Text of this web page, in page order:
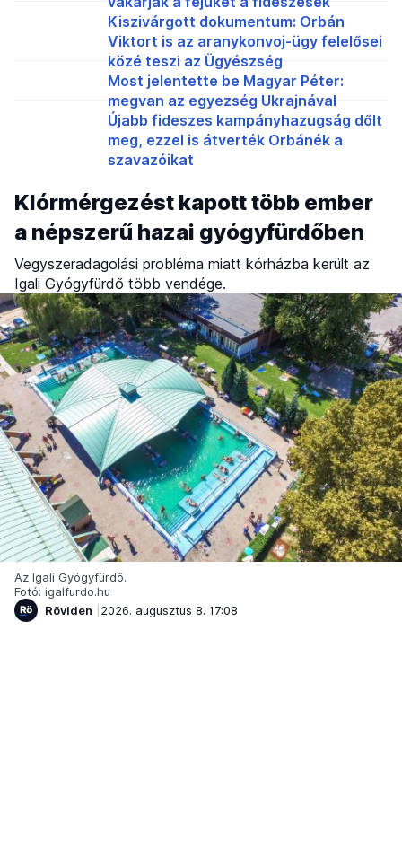
Kiszivárgott dokumentum: Orbán
Viktort is az aranykonvoj-ügy felelősei
közé teszi az Ügyészség
Most jelentette be Magyar Péter:
megvan az egyezség Ukrajnával
Újabb fideszes kampányhazugság dőlt
meg, ezzel is átverték Orbánék a
szavazóikat
Klórmérgezést kapott több ember
a népszerű hazai gyógyfürdőben
Vegyszeradagolási probléma miatt kórházba került az
Igali Gyógyfürdő több vendége.
Az Igali Gyógyfürdő.
Fotó: igalfurdo.hu
Röviden
2026. augusztus 8. 17:08